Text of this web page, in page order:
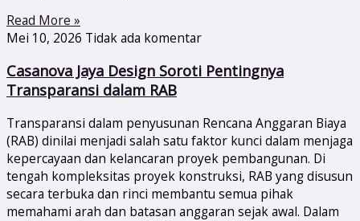
Read More »
Mei 10, 2026 Tidak ada komentar
Casanova Jaya Design Soroti Pentingnya
Transparansi dalam RAB
Transparansi dalam penyusunan Rencana Anggaran Biaya
(RAB) dinilai menjadi salah satu faktor kunci dalam menjaga
kepercayaan dan kelancaran proyek pembangunan. Di
tengah kompleksitas proyek konstruksi, RAB yang disusun
secara terbuka dan rinci membantu semua pihak
memahami arah dan batasan anggaran sejak awal. Dalam